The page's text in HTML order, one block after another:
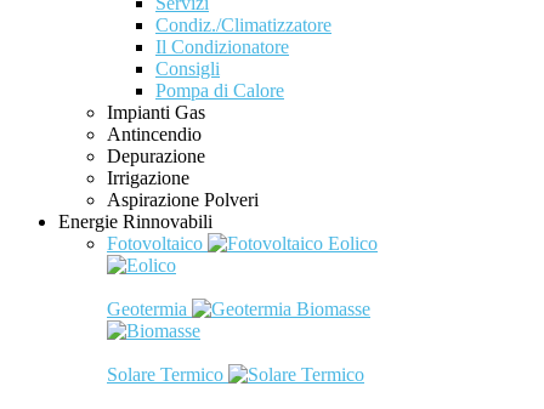
Condiz./Climatizzatore
Il Condizionatore
Consigli
Pompa di Calore
Impianti Gas
Antincendio
Depurazione
Irrigazione
Aspirazione Polveri
Energie Rinnovabili
Fotovoltaico
Eolico
Geotermia Biomasse
Solare Termico